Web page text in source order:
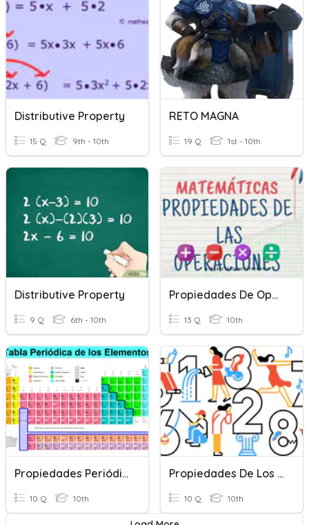
Distributive Property
15 Q 9th - 10th
RETO MAGNA
19 Q 1st - 10th
Distributive Property
9 Q 6th - 10th
Propiedades De Operaciones En N
13 Q 10th
Propiedades Periódicas
10 Q 10th
Propiedades De Los Números Reales
10 Q 10th